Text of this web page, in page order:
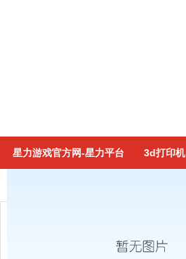
星力游戏官方网-星力平台 3d打印机